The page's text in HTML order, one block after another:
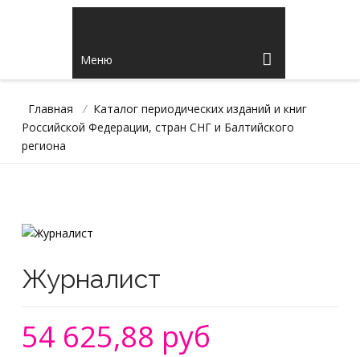
Меню
Главная / Каталог периодических изданий и книг
Российской Федерации, стран СНГ и Балтийского
региона
Журналист
54 625,88 руб